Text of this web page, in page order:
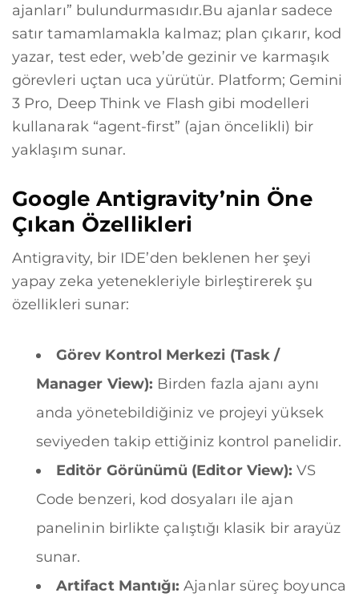
ajanları” bulundurmasıdır.Bu ajanlar sadece
satır tamamlamakla kalmaz; plan çıkarır, kod
yazar, test eder, web’de gezinir ve karmaşık
görevleri uçtan uca yürütür. Platform; Gemini
3 Pro, Deep Think ve Flash gibi modelleri
kullanarak “agent-first” (ajan öncelikli) bir
yaklaşım sunar.
Google Antigravity’nin Öne
Çıkan Özellikleri
Antigravity, bir IDE’den beklenen her şeyi
yapay zeka yetenekleriyle birleştirerek şu
özellikleri sunar:
Görev Kontrol Merkezi (Task /
Manager View): Birden fazla ajanı aynı
anda yönetebildiğiniz ve projeyi yüksek
seviyeden takip ettiğiniz kontrol panelidir.
Editör Görünümü (Editor View): VS
Code benzeri, kod dosyaları ile ajan
panelinin birlikte çalıştığı klasik bir arayüz
sunar.
Artifact Mantığı: Ajanlar süreç boyunca